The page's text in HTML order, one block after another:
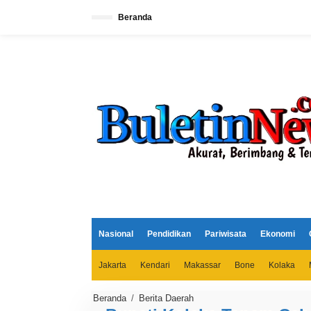
Beranda
Nasional Pendidikan Pariwisata Ekonomi
Jakarta Kendari Makassar Bone Kolaka
Beranda / Berita Daerah